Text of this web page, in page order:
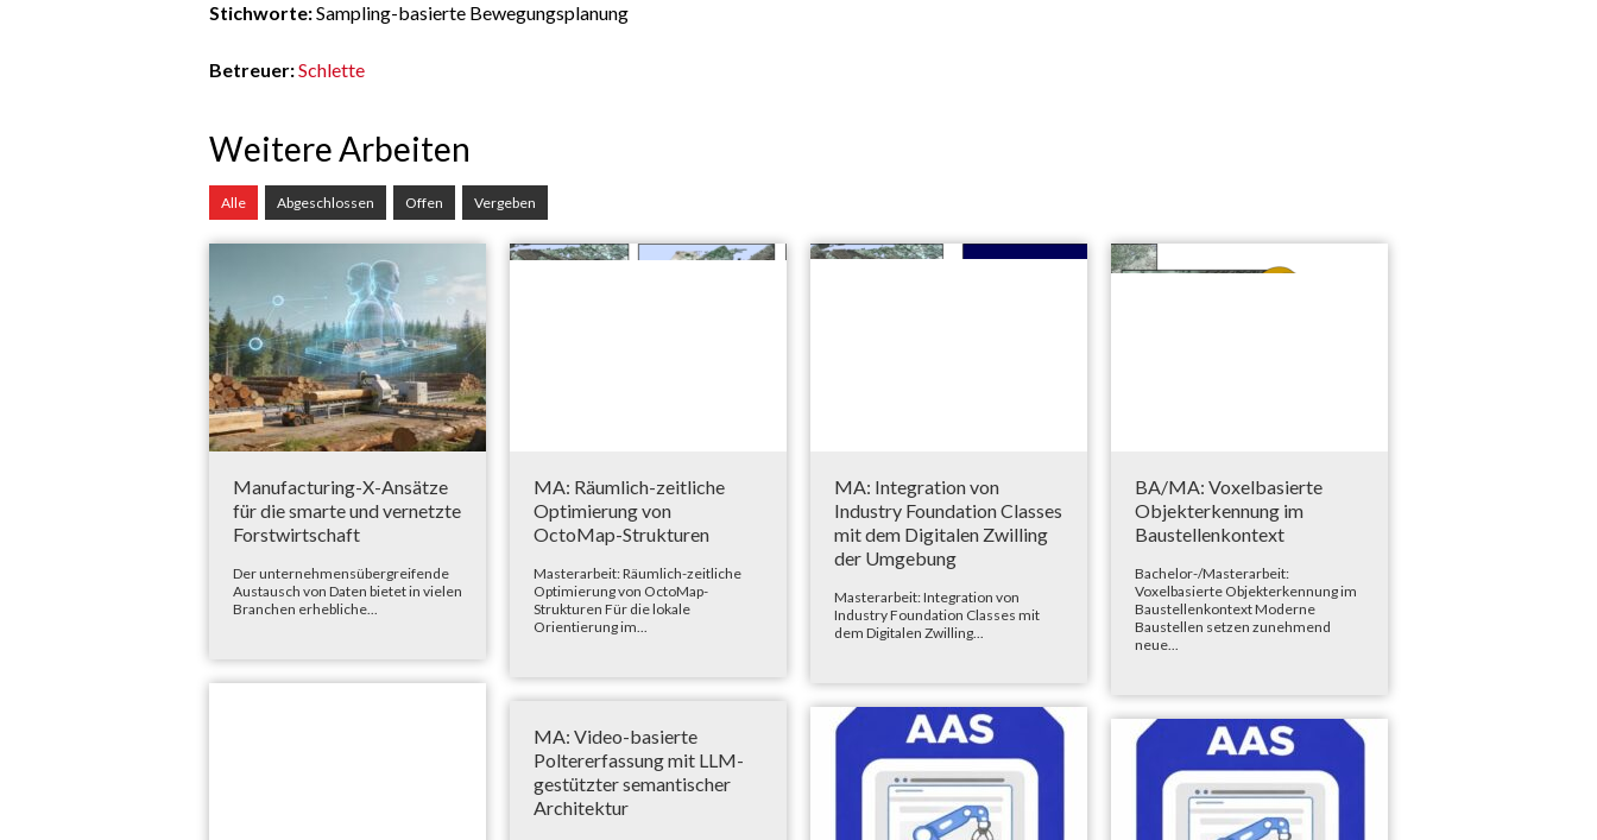
Stichworte:Sampling-basierte Bewegungsplanung
Betreuer:Schlette
Weitere Arbeiten
Alle Abgeschlossen Offen Vergeben
Manufacturing-X-Ansätze
für die smarte und vernetzte
Forstwirtschaft
Der unternehmensübergreifende
Austausch von Daten bietet in vielen
Branchen erhebliche...
MA: Räumlich-zeitliche
Optimierung von
OctoMap-Strukturen
Masterarbeit: Räumlich-zeitliche
Optimierung von OctoMap-
Strukturen Für die lokale
Orientierung im...
MA: Integration von
Industry Foundation Classes
mit dem Digitalen Zwilling
der Umgebung
Masterarbeit: Integration von
Industry Foundation Classes mit
dem Digitalen Zwilling...
BA/MA: Voxelbasierte
Objekterkennung im
Baustellenkontext
Bachelor-/Masterarbeit:
Voxelbasierte Objekterkennung im
Baustellenkontext Moderne
Baustellen setzen zunehmend
neue...
MA: Video-basierte
Poltererfassung mit LLM-
gestützter semantischer
Architektur